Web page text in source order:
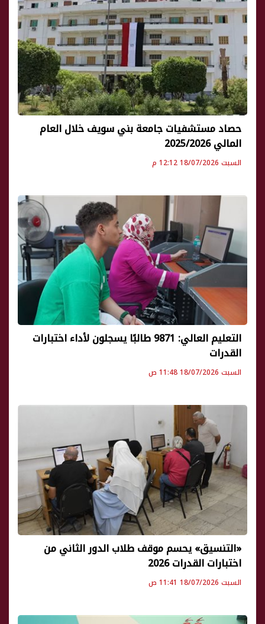
حصاد مستشفيات جامعة بني سويف خلال العام
المالي 2025/2026
السبت 18/07/2026 12:12 م
التعليم العالي: 9871 طالبًا يسجلون لأداء اختبارات
القدرات
السبت 18/07/2026 11:48 ص
«التنسيق» يحسم موقف طلاب الدور الثاني من
اختبارات القدرات 2026
السبت 18/07/2026 11:41 ص